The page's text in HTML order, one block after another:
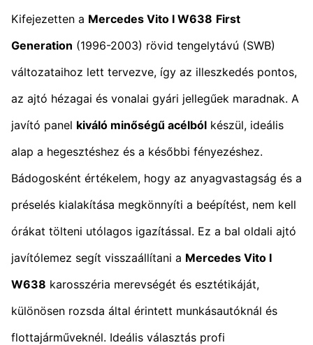
Kifejezetten a Mercedes Vito I W638 First
Generation (1996-2003) rövid tengelytávú (SWB)
változataihoz lett tervezve, így az illeszkedés pontos,
az ajtó hézagai és vonalai gyári jellegűek maradnak. A
javító panel kiváló minőségű acélból készül, ideális
alap a hegesztéshez és a későbbi fényezéshez.
Bádogosként értékelem, hogy az anyagvastagság és a
préselés kialakítása megkönnyíti a beépítést, nem kell
órákat tölteni utólagos igazítással. Ez a bal oldali ajtó
javítólemez segít visszaállítani a Mercedes Vito I
W638 karosszéria merevségét és esztétikáját,
különösen rozsda által érintett munkásautóknál és
flottajárműveknél. Ideális választás profi